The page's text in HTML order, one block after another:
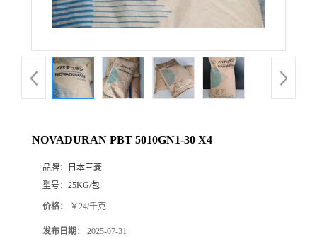
NOVADURAN PBT 5010GN1-30 X4
品牌：
日本三菱
型号： 25KG/包
价格： ￥24/千克
发布日期： 2025-07-31